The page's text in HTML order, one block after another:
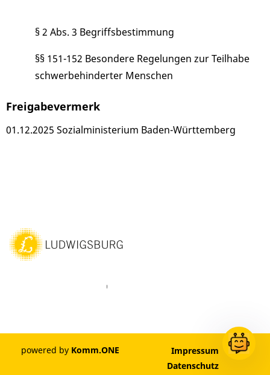
§ 2 Abs. 3 Begriffsbestimmung
§§ 151-152 Besondere Regelungen zur Teilhabe
schwerbehinderter Menschen
Freigabevermerk
01.12.2025 Sozialministerium Baden-Württemberg
LinkedIn
powered by Komm.ONE
Impressum
Datenschutz